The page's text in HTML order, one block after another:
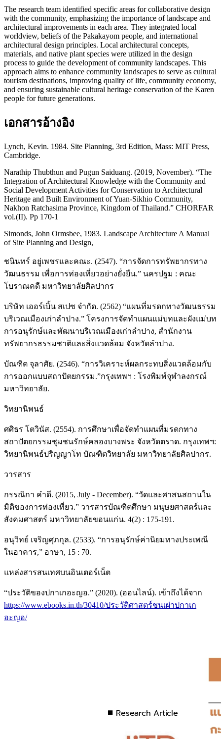
The research team identified specific areas for collaborative design
with the community, emphasizing the importance of landscape and
architectural improvements in each area. They integrated local
worldview, beliefs of the Pakakayom people, and international
architectural design principles. Local architectural concepts,
materials, and native plant species were utilized in the design
process to guide the development of community landscapes. This
approach aims to enhance community landscapes to serve as cultural
tourism destinations, improving quality of life, community economy,
and ensuring sustainable cultural heritage conservation of the Karen
people for future generations.
เอกสารอ้างอิง
Lynch, Kevin. 1984. Site Planning, 3rd Edition, Mass: MIT Press,
Cambridge.
Narathip Thubthun and Pugun Saiduang. (2019, November). “The
Integration of Architectural Knowledge with the Community and
Social Development Activities for Conservation to Architectural
Heritage and Built Environment of Yuan-Sikhio Community,
Nakhon Ratchasima Province, Kingdom of Thailand.” CHORFAR
vol.(II). Pp 170-1
Simonds, John Ormsbee, 1983. Landscape Architecture A Manual
of Site Planning and Design,
ชนินทร์ อยู่เพชรและคณะ. (2547). “การจัดการทรัพยากรทาง
วัฒนธรรม เพื่อการท่องเที่ยวอย่างยั่งยืน.” นครปฐม : คณะ
โบราณคดี มหาวิทยาลัยศิลปากร
บริษัท เออร์เบิ้น สเปซ จำกัด. (2562) “แผนที่มรดกทางวัฒนธรรม
บริเวณเมืองเก่าลำปาง.” โครงการจัดทำแผนแม่บทและผังแม่บท
การอนุรักษ์และพัฒนาบริเวณเมืองเก่าลำปาง, สำนักงาน
ทรัพยากรธรรมชาติและสิ่งแวดล้อม จังหวัดลำปาง.
บัณฑิต จุลาศัย. (2546). “การวิเคราะห์ผลกระทบสิ่งแวดล้อมกับ
การออกแบบสถาปัตยกรรม.”กรุงเทพฯ : โรงพิมพ์จุฬาลงกรณ์
มหาวิทยาลัย.
วิทยานิพนธ์
ศศิธร โตวินัส. (2554). การศึกษาเพื่อจัดทำแผนที่มรดกทาง
สถาปัตยกรรมชุมชนรักษ์คลองบางพระ จังหวัดตราด. กรุงเทพฯ:
วิทยานิพนธ์ปริญญาโท บัณฑิตวิทยาลัย มหาวิทยาลัยศิลปากร.
วารสาร
กรรณิกา คำดี. (2015, July - December). “วัดและศาสนสถานใน
มิติของการท่องเที่ยว.” วารสารบัณฑิตศึกษา มนุษยศาสตร์และ
สังคมศาสตร์ มหาวิทยาลัยขอนแก่น. 4(2) : 175-191.
อนุวิทย์ เจริญศุภกุล. (2533). “การอนุรักษ์ค่านิยมทางประเพณี
ในอาคาร,” อาษา, 15 : 70.
แหล่งสารสนเทศบนอินเตอร์เน็ต
“ประวัติของปกาเกอะญอ.” (2020). (ออนไลน์). เข้าถึงได้จาก
https://www.ebooks.in.th/30410/ประวัติศาสตร์ชนเผ่าปกาเก
อะญอ/